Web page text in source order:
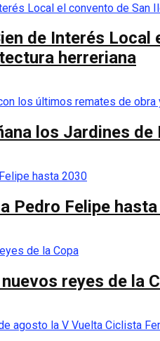
de Interés
herreriana
los Jardines
Pedro Felipe
reyes de la